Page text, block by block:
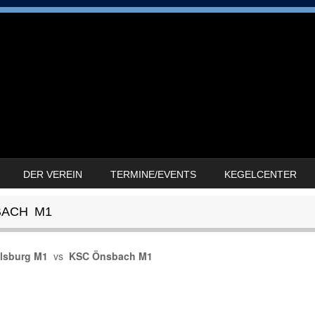
DER VEREIN TERMINE/EVENTS KEGELCENTER
M1
M1 vs KSC Önsbach M1